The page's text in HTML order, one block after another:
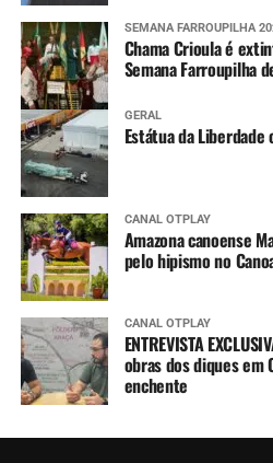
SEMANA FARROUPILHA
Chama Crioula é
Semana Farroupilha
GERAL
Estátua da Liberdade
CANAL OTPLAY
Amazona canoense
pelo hipismo no
CANAL OTPLAY
ENTREVISTA
obras dos diques em
enchente